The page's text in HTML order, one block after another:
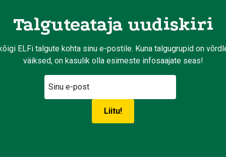
Talguteataja uudiskiri
ELFi talgute kohta sinu e-postile. Kuna talgugrupid on
väiksed, on kasulik olla esimeste infosaajate seas!